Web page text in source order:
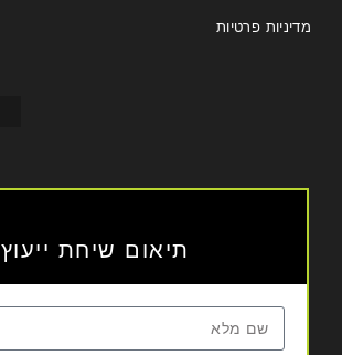
מדיניות פרטיות
תיאום שיחת ייעוץ